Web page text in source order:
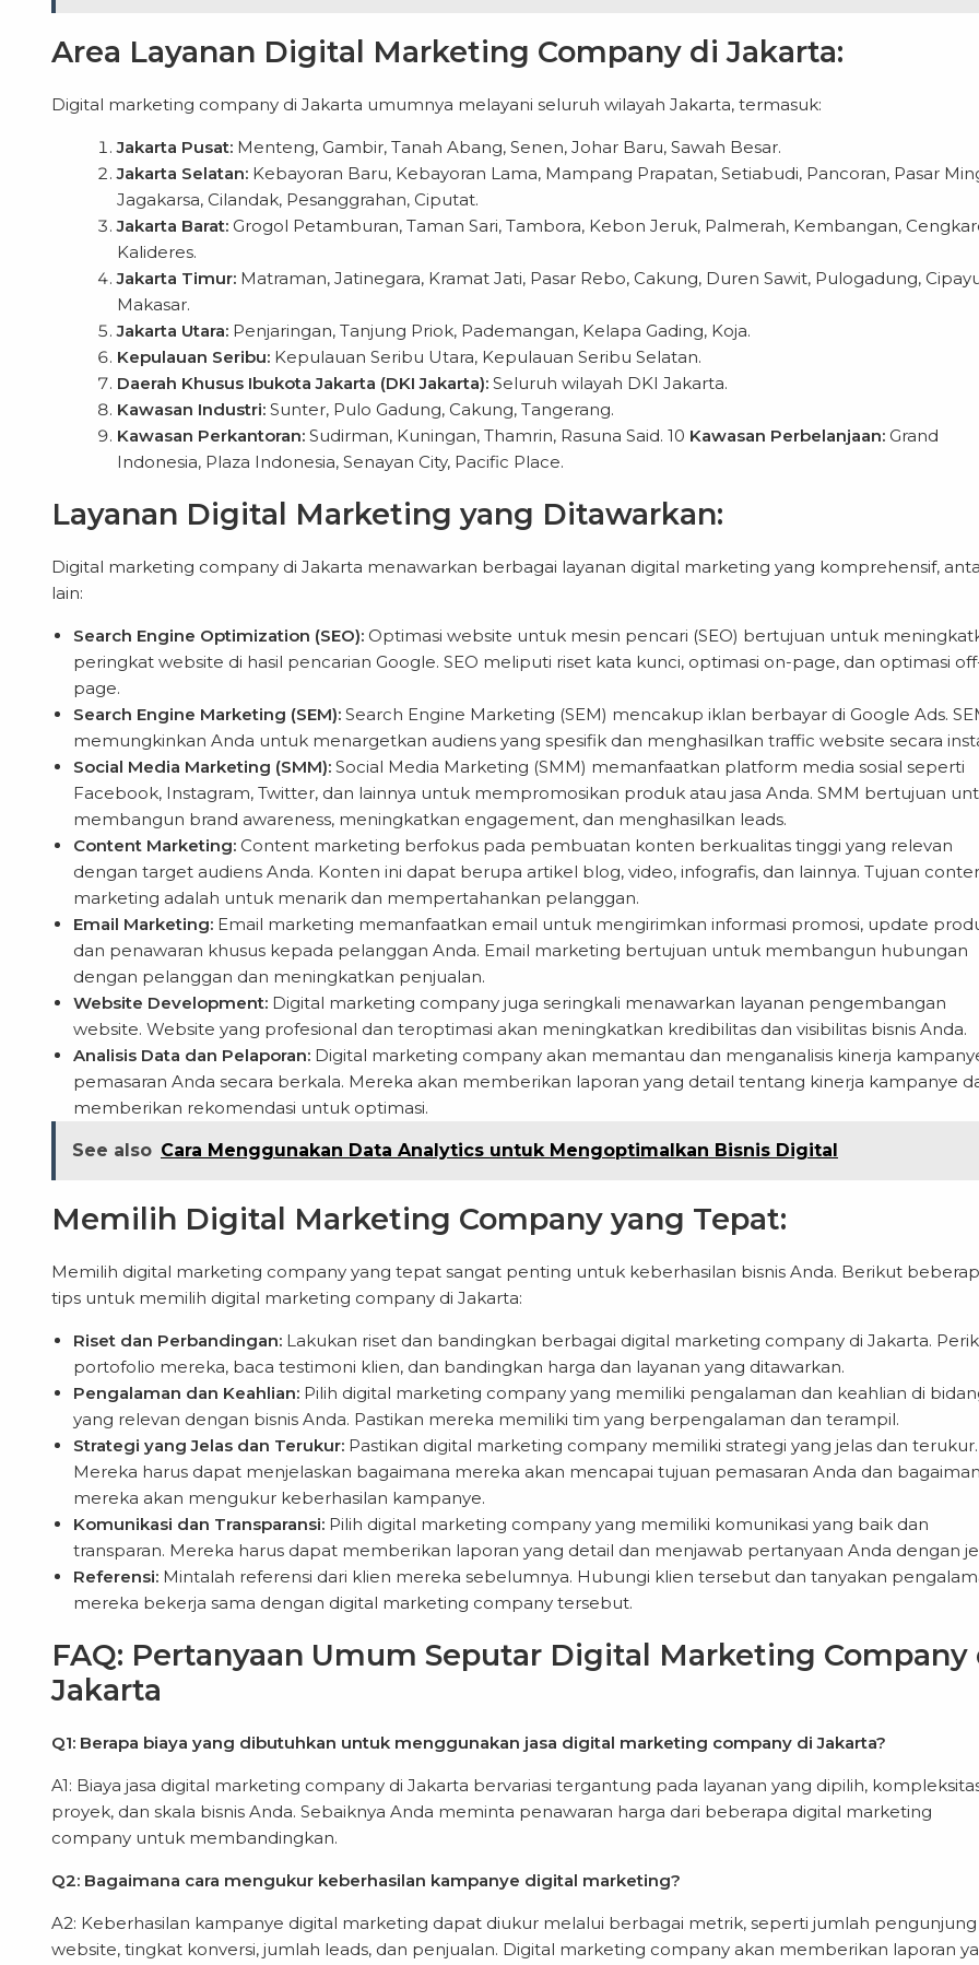
Area Layanan Digital Marketing Company di Jakarta:
Digital marketing company di Jakarta umumnya melayani seluruh wilayah Jakarta, termasuk:
Jakarta Pusat: Menteng, Gambir, Tanah Abang, Senen, Johar Baru, Sawah Besar.
Jakarta Selatan: Kebayoran Baru, Kebayoran Lama, Mampang Prapatan, Setiabudi, Pancoran, Pasar
Jagakarsa, Cilandak, Pesanggrahan, Ciputat.
Jakarta Barat: Grogol Petamburan, Taman Sari, Tambora, Kebon Jeruk, Palmerah, Kembangan,
Kalideres.
Jakarta Timur: Matraman, Jatinegara, Kramat Jati, Pasar Rebo, Cakung, Duren Sawit, Pulogadung,
Makasar.
Jakarta Utara: Penjaringan, Tanjung Priok, Pademangan, Kelapa Gading, Koja.
Kepulauan Seribu: Kepulauan Seribu Utara, Kepulauan Seribu Selatan.
Daerah Khusus Ibukota Jakarta (DKI Jakarta): Seluruh wilayah DKI Jakarta.
Kawasan Industri: Sunter, Pulo Gadung, Cakung, Tangerang.
Kawasan Perkantoran: Sudirman, Kuningan, Thamrin, Rasuna Said. 10 Kawasan Perbelanjaan: Grand
Indonesia, Plaza Indonesia, Senayan City, Pacific Place.
Layanan Digital Marketing yang Ditawarkan:
Digital marketing company di Jakarta menawarkan berbagai layanan digital marketing yang komprehensif,
lain:
Search Engine Optimization (SEO): Optimasi website untuk mesin pencari (SEO) bertujuan untuk
peringkat website di hasil pencarian Google. SEO meliputi riset kata kunci, optimasi on-page, dan optimasi
page.
Search Engine Marketing (SEM): Search Engine Marketing (SEM) mencakup iklan berbayar di Google Ads.
memungkinkan Anda untuk menargetkan audiens yang spesifik dan menghasilkan traffic website secara
Social Media Marketing (SMM): Social Media Marketing (SMM) memanfaatkan platform media sosial seperti
Facebook, Instagram, Twitter, dan lainnya untuk mempromosikan produk atau jasa Anda. SMM bertujuan
membangun brand awareness, meningkatkan engagement, dan menghasilkan leads.
Content Marketing: Content marketing berfokus pada pembuatan konten berkualitas tinggi yang relevan
dengan target audiens Anda. Konten ini dapat berupa artikel blog, video, infografis, dan lainnya. Tujuan
marketing adalah untuk menarik dan mempertahankan pelanggan.
Email Marketing: Email marketing memanfaatkan email untuk mengirimkan informasi promosi, update
dan penawaran khusus kepada pelanggan Anda. Email marketing bertujuan untuk membangun hubungan
dengan pelanggan dan meningkatkan penjualan.
Website Development: Digital marketing company juga seringkali menawarkan layanan pengembangan
website. Website yang profesional dan teroptimasi akan meningkatkan kredibilitas dan visibilitas bisnis Anda.
Analisis Data dan Pelaporan: Digital marketing company akan memantau dan menganalisis kinerja
pemasaran Anda secara berkala. Mereka akan memberikan laporan yang detail tentang kinerja kampanye
memberikan rekomendasi untuk optimasi.
See also Cara Menggunakan Data Analytics untuk Mengoptimalkan Bisnis Digital
Memilih Digital Marketing Company yang Tepat:
Memilih digital marketing company yang tepat sangat penting untuk keberhasilan bisnis Anda. Berikut
tips untuk memilih digital marketing company di Jakarta:
Riset dan Perbandingan: Lakukan riset dan bandingkan berbagai digital marketing company di Jakarta.
portofolio mereka, baca testimoni klien, dan bandingkan harga dan layanan yang ditawarkan.
Pengalaman dan Keahlian: Pilih digital marketing company yang memiliki pengalaman dan keahlian di
yang relevan dengan bisnis Anda. Pastikan mereka memiliki tim yang berpengalaman dan terampil.
Strategi yang Jelas dan Terukur: Pastikan digital marketing company memiliki strategi yang jelas dan terukur.
Mereka harus dapat menjelaskan bagaimana mereka akan mencapai tujuan pemasaran Anda dan
mereka akan mengukur keberhasilan kampanye.
Komunikasi dan Transparansi: Pilih digital marketing company yang memiliki komunikasi yang baik dan
transparan. Mereka harus dapat memberikan laporan yang detail dan menjawab pertanyaan Anda dengan
Referensi: Mintalah referensi dari klien mereka sebelumnya. Hubungi klien tersebut dan tanyakan
mereka bekerja sama dengan digital marketing company tersebut.
FAQ: Pertanyaan Umum Seputar Digital Marketing Company
Jakarta
Q1: Berapa biaya yang dibutuhkan untuk menggunakan jasa digital marketing company di Jakarta?
A1: Biaya jasa digital marketing company di Jakarta bervariasi tergantung pada layanan yang dipilih,
proyek, dan skala bisnis Anda. Sebaiknya Anda meminta penawaran harga dari beberapa digital marketing
company untuk membandingkan.
Q2: Bagaimana cara mengukur keberhasilan kampanye digital marketing?
A2: Keberhasilan kampanye digital marketing dapat diukur melalui berbagai metrik, seperti jumlah pengunjung
website, tingkat konversi, jumlah leads, dan penjualan. Digital marketing company akan memberikan laporan